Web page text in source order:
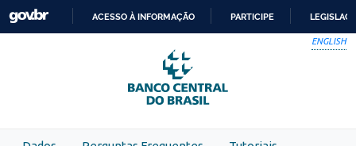
Skip to main content
PARA
O
CONTEÚDO
ACESSO À INFORMAÇÃO PARTICIPE
ENGLISH